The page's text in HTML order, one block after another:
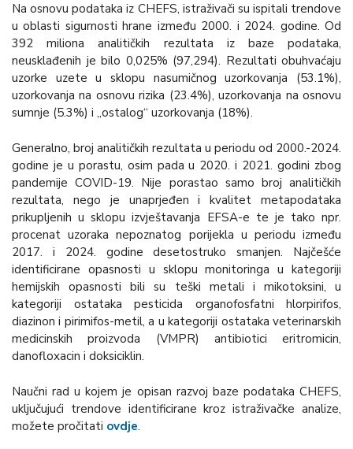
Na osnovu podataka iz CHEFS, istraživači su ispitali trendove
u oblasti sigurnosti hrane između 2000. i 2024. godine. Od
392 miliona analitičkih rezultata iz baze podataka,
neusklađenih je bilo 0,025% (97,294). Rezultati obuhvaćaju
uzorke uzete u sklopu nasumičnog uzorkovanja (53.1%),
uzorkovanja na osnovu rizika (23.4%), uzorkovanja na osnovu
sumnje (5.3%) i „ostalog“ uzorkovanja (18%).
Generalno, broj analitičkih rezultata u periodu od 2000.-2024.
godine je u porastu, osim pada u 2020. i 2021. godini zbog
pandemije COVID-19. Nije porastao samo broj analitičkih
rezultata, nego je unaprjeđen i kvalitet metapodataka
prikupljenih u sklopu izvještavanja EFSA-e te je tako npr.
procenat uzoraka nepoznatog porijekla u periodu između
2017. i 2024. godine desetostruko smanjen. Najčešće
identificirane opasnosti u sklopu monitoringa u kategoriji
hemijskih opasnosti bili su teški metali i mikotoksini, u
kategoriji ostataka pesticida organofosfatni hlorpirifos,
diazinon i pirimifos-metil, a u kategoriji ostataka veterinarskih
medicinskih proizvoda (VMPR) antibiotici eritromicin,
danofloxacin i doksiciklin.
Naučni rad u kojem je opisan razvoj baze podataka CHEFS,
uključujući trendove identificirane kroz istraživačke analize,
možete pročitati ovdje.